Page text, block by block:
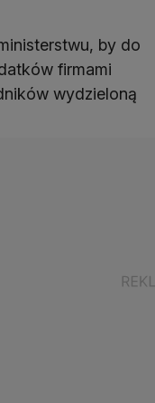
by do
firmami
wydzieloną